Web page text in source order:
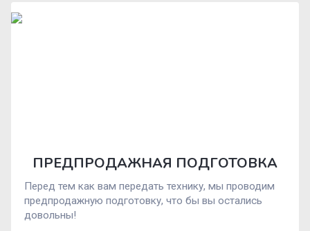
ПРЕДПРОДАЖНАЯ ПОДГОТОВКА
Перед тем как вам передать технику, мы проводим
предпродажную подготовку, что бы вы остались
довольны!